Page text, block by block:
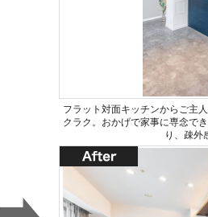
フラット対面キッチンからご主
クラク。おかげで家事に専念で
り、疎外